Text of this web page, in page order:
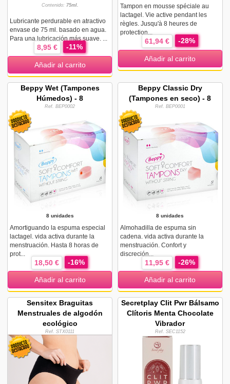
Contenido: 75ml.
Lubricante perdurable en atractivo
envase de 75 ml. basado en agua.
Para una lubricación más suave. ...
8,95 € -11%
Añadir al carrito
Tampon en mousse spéciale au
lactagel. Vie active pendant les
règles. Jusqu'à 8 heures de
protection...
61,94 € -28%
Añadir al carrito
Beppy Wet (Tampones
Húmedos) - 8
Ref. BEP0002
8 unidades
Amortiguando la espuma especial
lactagel. vida activa durante la
menstruación. Hasta 8 horas de
prot...
18,50 € -16%
Añadir al carrito
Beppy Classic Dry
(Tampones en seco) - 8
Ref. BEP0001
8 unidades
Almohadilla de espuma sin
cadena. vida activa durante la
menstruación. Confort y
discreción...
11,95 € -26%
Añadir al carrito
Sensitex Braguitas
Menstruales de algodón
ecológico
Ref. STX0111
Secretplay Clit Pwr Bálsamo
Clítoris Menta Chocolate
Vibrador
Ref. SEC1152